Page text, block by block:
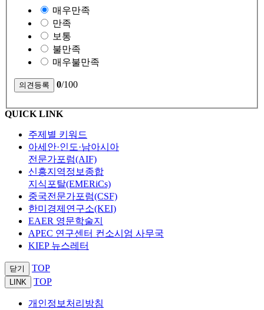
매우만족
만족
보통
불만족
매우불만족
0/100
QUICK LINK
주제별 키워드
아세안·인도·남아시아
전문가포럼(AIF)
신흥지역정보종합
지식포탈(EMERiCs)
중국전문가포럼(CSF)
한미경제연구소(KEI)
EAER 영문학술지
APEC 연구센터 컨소시엄 사무국
KIEP 뉴스레터
닫기 TOP
LINK TOP
개인정보처리방침